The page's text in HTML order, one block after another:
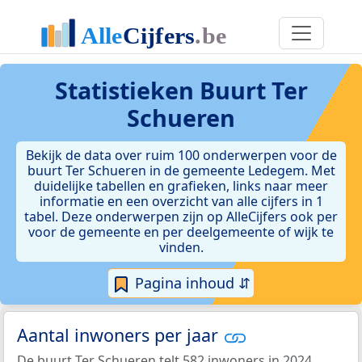
Statistieken Buurt Ter
Schueren
Bekijk de data over ruim 100 onderwerpen voor de
buurt Ter Schueren in de gemeente Ledegem. Met
duidelijke tabellen en grafieken, links naar meer
informatie en een overzicht van alle cijfers in 1
tabel. Deze onderwerpen zijn op AlleCijfers ook per
voor de gemeente en per deelgemeente of wijk te
vinden.
Pagina inhoud ⇵
Aantal inwoners per jaar